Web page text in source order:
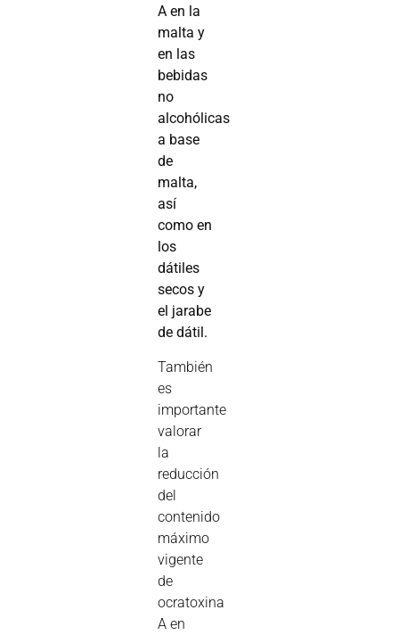
A en la
malta y
en las
bebidas
no
alcohólicas
a base
de
malta,
así
como en
los
dátiles
secos y
el jarabe
de dátil.
También
es
importante
valorar
la
reducción
del
contenido
máximo
vigente
de
ocratoxina
A en